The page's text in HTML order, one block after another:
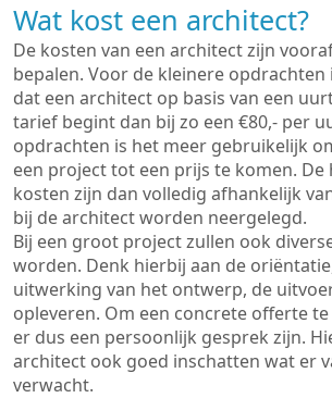
Wat kost een architect?
De kosten van een architect zijn
bepalen. Voor de kleinere opdrachten
dat een architect op basis van een
tarief begint dan bij zo een €80,- per
opdrachten is het meer gebruikelijk
een project tot een prijs te komen. De
kosten zijn dan volledig afhankelijk
bij de architect worden neergelegd.
Bij een groot project zullen ook
worden. Denk hierbij aan de
uitwerking van het ontwerp, de
opleveren. Om een concrete offerte
er dus een persoonlijk gesprek zijn.
architect ook goed inschatten wat er
verwacht.